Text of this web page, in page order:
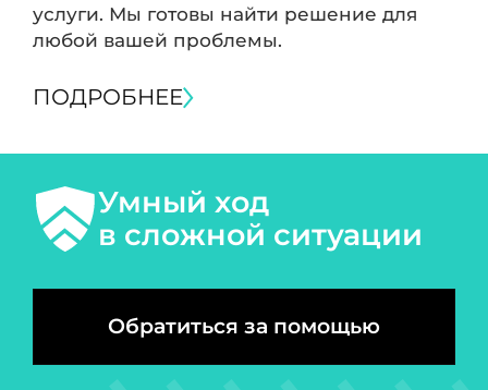
услуги. Мы готовы найти решение для
любой вашей проблемы.
ПОДРОБНЕЕ
Умный ход
в сложной ситуации
Обратиться за помощью